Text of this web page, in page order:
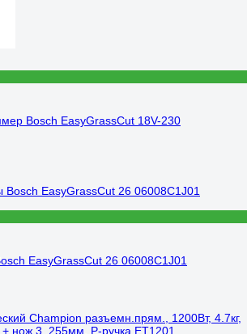
Bosch EasyGrassCut 18V-230
EasyGrassCut 26 06008C1J01